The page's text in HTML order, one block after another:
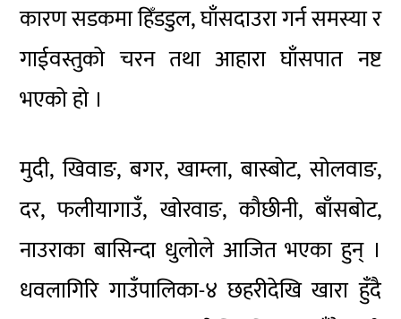
कारण सडकमा हिँडडुल, घाँसदाउरा गर्न समस्या र
गाईवस्तुको चरन तथा आहारा घाँसपात नष्ट
भएको हो ।
मुदी, खिवाङ, बगर, खाम्ला, बास्बोट, सोलवाङ,
दर, फलीयागाउँ, खोरवाङ, कौछीनी, बाँसबोट,
नाउराका बासिन्दा धुलोले आजित भएका हुन् ।
धवलागिरि गाउँपालिका-४ छहरीदेखि खारा हुँदै